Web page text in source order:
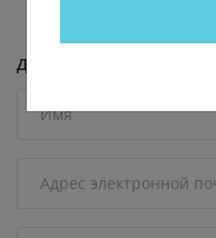
Добавить комментарий